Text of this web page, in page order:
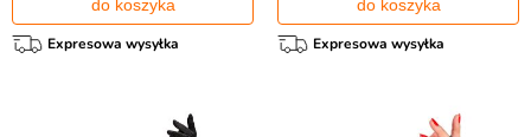
do koszyka
Expresowa wysyłka
do koszyka
Expresowa wysyłka